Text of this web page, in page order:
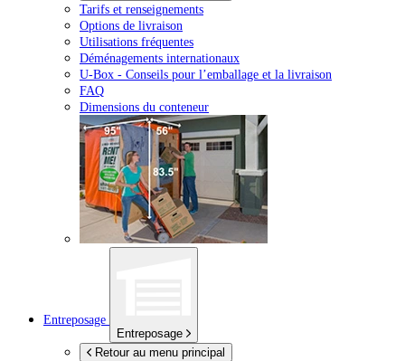
Tarifs et renseignements
Options de livraison
Utilisations fréquentes
Déménagements internationaux
U-Box - Conseils pour l’emballage et la livraison
FAQ
Dimensions du conteneur
Entreposage
Entreposage
Retour au menu principal